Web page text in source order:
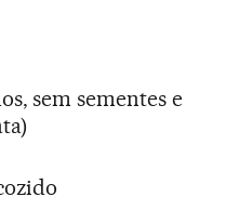
sem sementes e